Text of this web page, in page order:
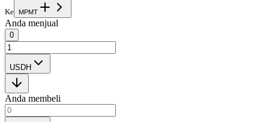
Ke MPMT
Anda menjual
0
USDH
Anda membeli